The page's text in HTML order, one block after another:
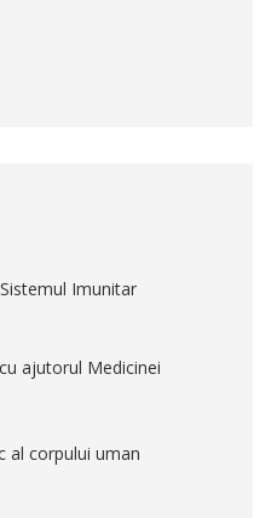
Imunitar
ajutorul Medicinei
al corpului uman